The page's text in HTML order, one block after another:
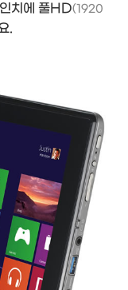
치에 풀HD(1920
.